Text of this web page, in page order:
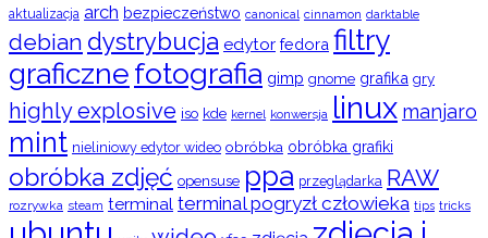
aktualizacja arch bezpieczeństwo canonical cinnamon darktable
debian dystrybucja edytor fedora filtry
graficznefotografia gimp gnome grafika gry
highly explosive iso kde kernel konwersja linux manjaro
mint nieliniowy edytor wideo obróbka obróbka grafiki
obróbka zdjęć opensuse ppa przeglądarka RAW
rozrywka steam terminal terminal pogryzł człowieka tips tricks